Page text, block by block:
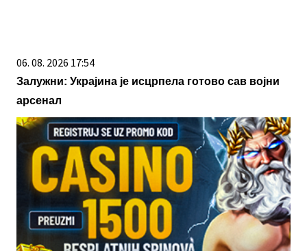
06. 08. 2026 17:54
Залужни: Украјина је исцрпела готово сав војни
арсенал